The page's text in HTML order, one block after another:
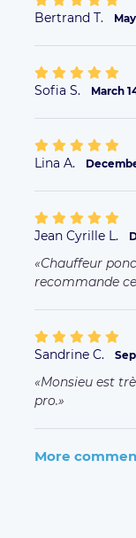
Bertrand T.
Sofia S. March
Lina A.
Jean Cyrille L.
Chauffeur
recommande
Sandrine C.
Monsieu est
pro.
More